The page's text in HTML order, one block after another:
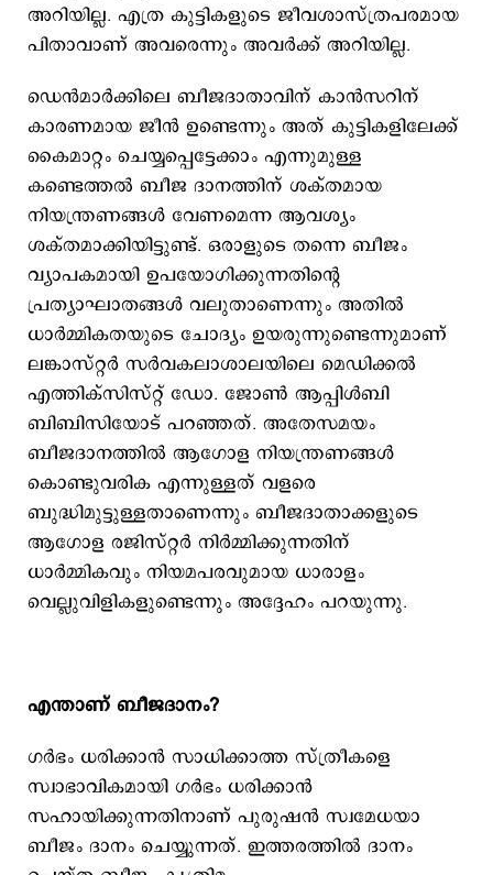
അറിയില്ല. എത്ര കുട്ടികളുടെ ജീവശാസ്ത്രപരമായ
പിതാവാണ് അവരെന്നും അവർക്ക് അറിയില്ല.
ഡെന്‍മാര്‍ക്കിലെ ബീജദാതാവിന് കാൻസറിന്
കാരണമായ ജീൻ ഉണ്ടെന്നും അത് കുട്ടികളിലേക്ക്
കൈമാറ്റം ചെയ്യപ്പെട്ടേക്കാം എന്നുമുള്ള
കണ്ടെത്തല്‍ ബീജ ദാനത്തിന് ശക്തമായ
നിയന്ത്രണങ്ങള്‍ വേണമെന്ന ആവശ്യം
ശക്തമാക്കിയിട്ടുണ്ട്. ഒരാളുടെ തന്നെ ബീജം
വ്യാപകമായി ഉപയോഗിക്കുന്നതിന്റെ
പ്രത്യാഘാതങ്ങൾ വലുതാണെന്നും അതില്‍
ധാര്‍മ്മികതയുടെ ചോദ്യം ഉയരുന്നുണ്ടെന്നുമാണ്
ലങ്കാസ്റ്റർ സർവകലാശാലയിലെ മെഡിക്കൽ
എത്തിക്സിസ്റ്റ് ഡോ. ജോൺ ആപ്പിൾബി
ബിബിസിയോട് പറഞ്ഞത്. അതേസമയം
ബീജദാനത്തില്‍ ആഗോള നിയന്ത്രണങ്ങൾ
കൊണ്ടുവരിക എന്നുള്ളത് വളരെ
ബുദ്ധിമുട്ടുള്ളതാണെന്നും ബീജദാതാക്കളുടെ
ആഗോള രജിസ്റ്റര്‍ നിര്‍മ്മിക്കുന്നതിന്
ധാർമ്മികവും നിയമപരവുമായ ധാരാളം
വെല്ലുവിളികളുണ്ടെന്നും അദ്ദേഹം പറയുന്നു.
എന്താണ് ബീജദാനം?
ഗർഭം ധരിക്കാൻ സാധിക്കാത്ത സ്ത്രീകളെ
സ്വാഭാവികമായി ഗർഭം ധരിക്കാൻ
സഹായിക്കുന്നതിനാണ് പുരുഷൻ സ്വമേധയാ
ബീജം ദാനം ചെയ്യുന്നത്. ഇത്തരത്തില്‍ ദാനം